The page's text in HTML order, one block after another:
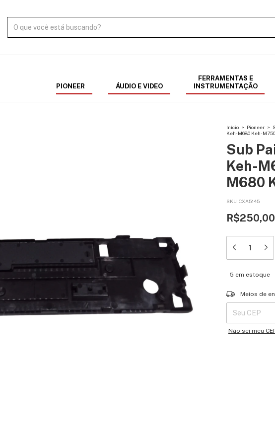
PIONEER
ÁUDIO E VIDEO
FERRAMENTAS E
INSTRUMENTAÇÃO
Início > Pioneer >
Keh-M680 Keh-
Sub
Keh-
M680
SKU: CXA5145
R$250,00
5 em estoque
Entregas para o
Meios de
Não sei meu